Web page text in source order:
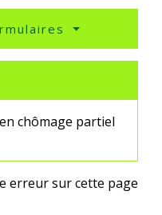
chômage partiel
erreur sur cette page